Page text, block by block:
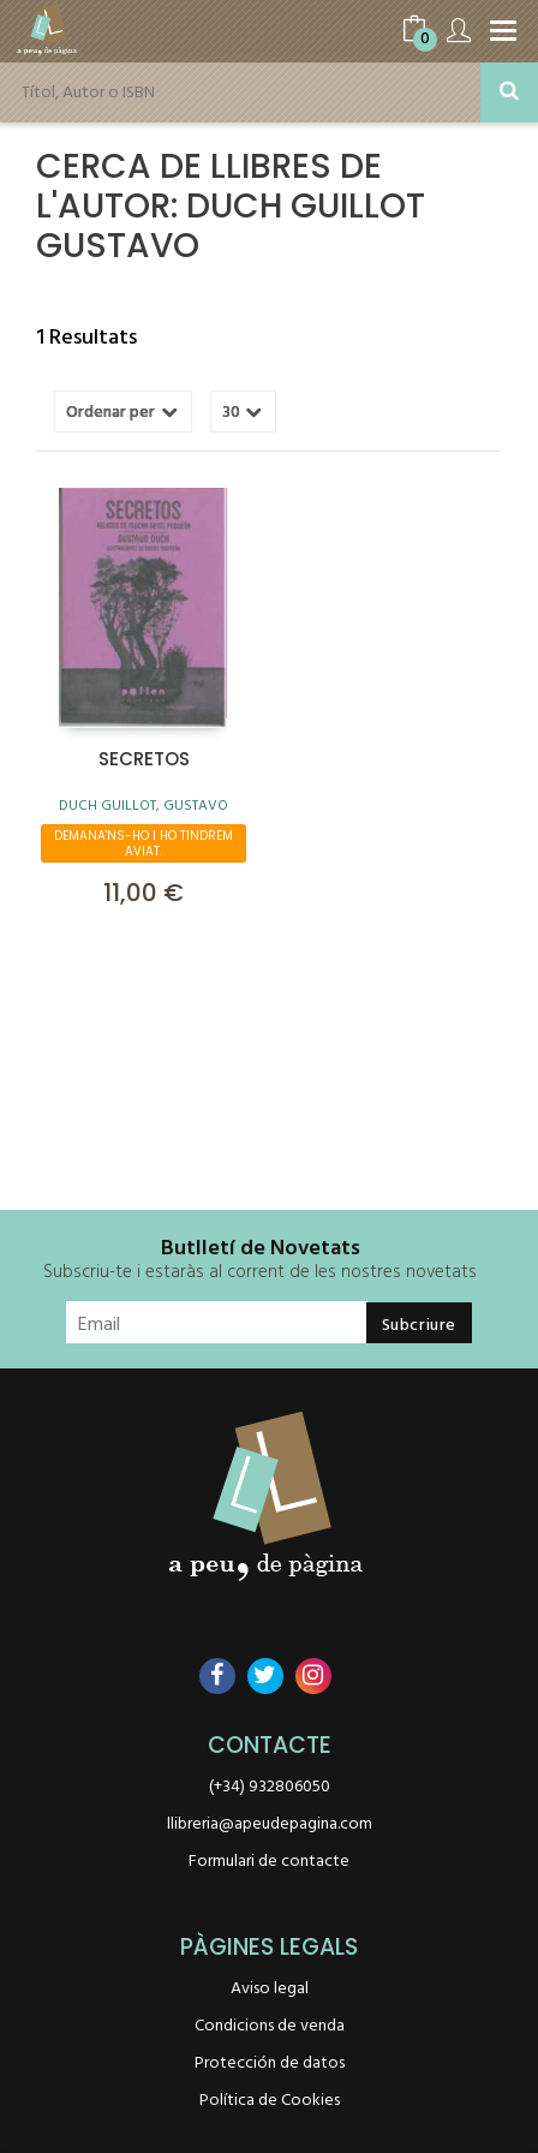
0
CERCA DE LLIBRES DE
L'AUTOR: DUCH GUILLOT
GUSTAVO
1 Resultats
SECRETOS
DUCH GUILLOT, GUSTAVO
DEMANA'NS-HO I HO TINDREM
AVIAT.
11,00 €
Butlletí de Novetats
Subscriu-te i estaràs al corrent de les nostres novetats
CONTACTE
(+34) 932806050
llibreria@apeudepagina.com
Formulari de contacte
PÀGINES LEGALS
Aviso legal
Condicions de venda
Protección de datos
Política de Cookies